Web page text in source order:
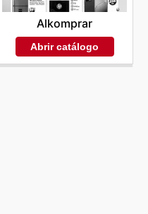
Alkomprar
Abrir catálogo